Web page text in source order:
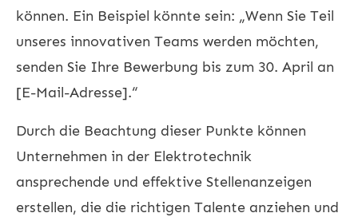
können. Ein Beispiel könnte sein: „Wenn Sie Teil
unseres innovativen Teams werden möchten,
senden Sie Ihre Bewerbung bis zum 30. April an
[E-Mail-Adresse].“
Durch die Beachtung dieser Punkte können
Unternehmen in der Elektrotechnik
ansprechende und effektive Stellenanzeigen
erstellen, die die richtigen Talente anziehen und